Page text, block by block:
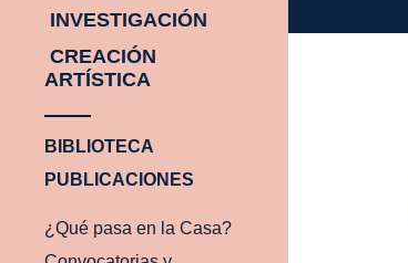
INVESTIGACIÓN
CREACIÓN
ARTÍSTICA
BIBLIOTECA
PUBLICACIONES
¿Qué pasa en la Casa?